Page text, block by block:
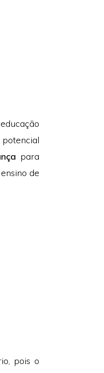
para
de
pois o